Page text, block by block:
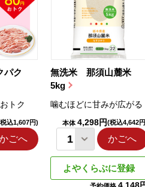
パク
トク
込1,607円)
ごへ
無洗米 那須山麓米
5kg
噛むほどに甘みが広がる
本体 4,298円(税込4,642
かごへ
よやくらぶに登録